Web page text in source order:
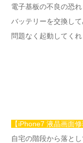
電子基板の不良の恐
バッテリーを交換して
問題なく起動してく
【iPhone7 液晶画面
自宅の階段から落と